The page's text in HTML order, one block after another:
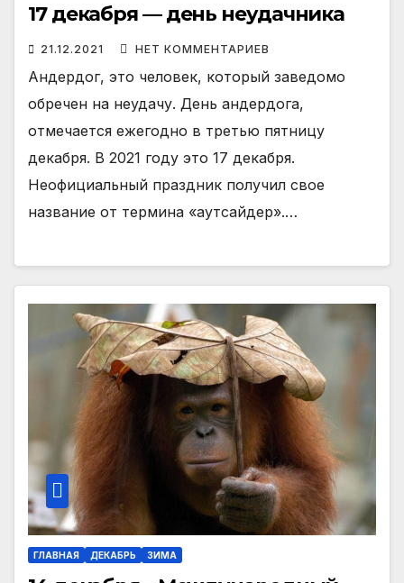
17 декабря — день неудачника
21.12.2021 НЕТ КОММЕНТАРИЕВ
Андердог, это человек, который заведомо
обречен на неудачу. День андердога,
отмечается ежегодно в третью пятницу
декабря. В 2021 году это 17 декабря.
Неофициальный праздник получил свое
название от термина «аутсайдер».…
ГЛАВНАЯ ДЕКАБРЬ ЗИМА